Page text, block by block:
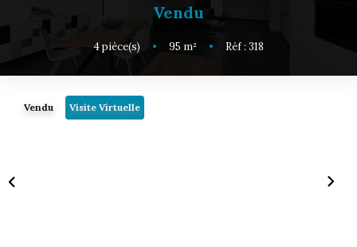
ESTIMATION
SERVICE LOCATION
Vendu
4pièce(s) • 95 m² • Réf : 318
Vendu Visite Virtuelle